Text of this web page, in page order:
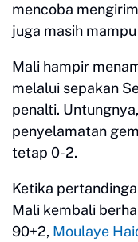
mencoba
juga masih
Mali hampir
melalui sepakan
penalti.
penyelamatan
tetap 0-2.
Ketika
Mali kembali
90+2, Moulaye